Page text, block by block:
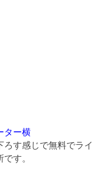
ター横
ろす感じで無料でライ
す。